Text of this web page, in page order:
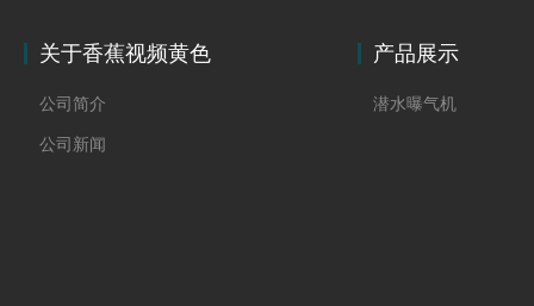
关于香蕉视频黄色
公司简介
公司新闻
产品展示
潜水曝气机